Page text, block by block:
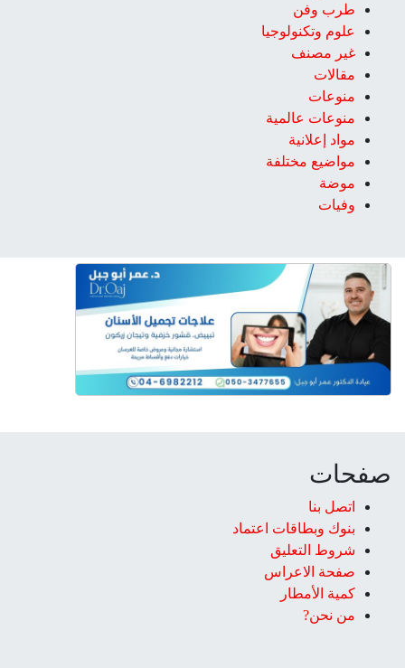
طرب وفن
علوم وتكنولوجيا
غير مصنف
مقالات
منوعات
منوعات عالمية
مواد إعلانية
مواضيع مختلفة
موضة
وفيات
صفحات
اتصل بنا
بنوك وبطاقات اعتماد
شروط التعليق‎
صفحة الاعراس
كمية الأمطار
من نحن?